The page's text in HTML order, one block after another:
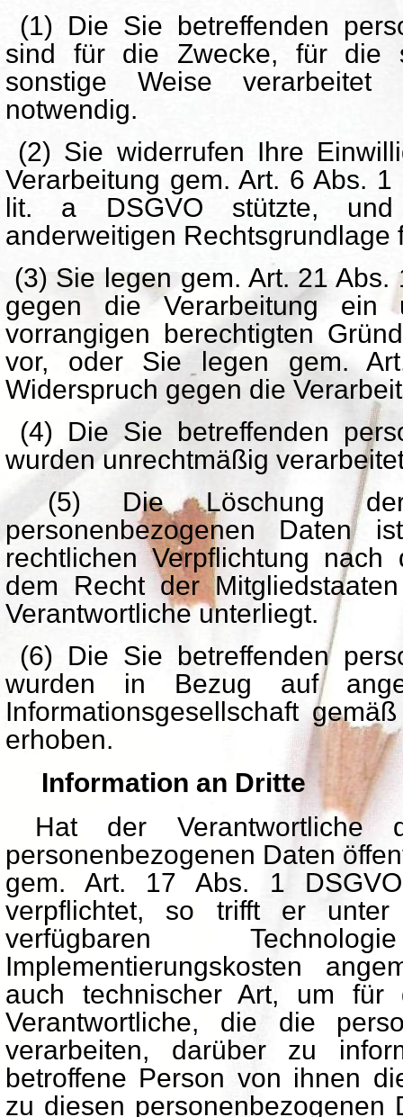
(1) Die Sie betreffenden
sind für die Zwecke, für die
sonstige Weise
notwendig.
(2) Sie widerrufen Ihre
Verarbeitung gem. Art. 6 Abs.
lit. a DSGVO stützte,
anderweitigen Rechtsgrundlage
(3) Sie legen gem. Art. 21 Abs.
gegen die Verarbeitung
vorrangigen berechtigten
vor, oder Sie legen gem.
Widerspruch gegen die
(4) Die Sie betreffenden
wurden unrechtmäßig
(5) Die Löschung der
personenbezogenen Daten
rechtlichen Verpflichtung
dem Recht der
Verantwortliche unterliegt.
(6) Die Sie betreffenden
wurden in Bezug auf
Informationsgesellschaft
erhoben.
Information an Dritte
Hat der Verantwortliche
personenbezogenen Daten
gem. Art. 17 Abs. 1
verpflichtet, so trifft er unter
verfügbaren
Implementierungskosten
auch technischer Art, um für
Verantwortliche, die die
verarbeiten, darüber zu
betroffene Person von ihnen
zu diesen personenbezogenen